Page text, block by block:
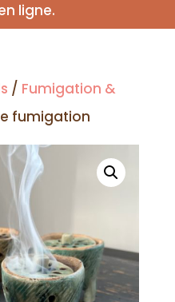
ligne.
/ Fumigation &
fumigation